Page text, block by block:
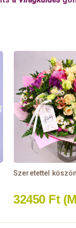
Szeretettel
32450 Ft